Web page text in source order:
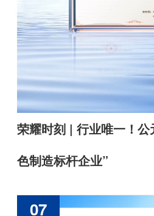
荣耀时刻 | 行业唯一！
色制造标杆企业”
07